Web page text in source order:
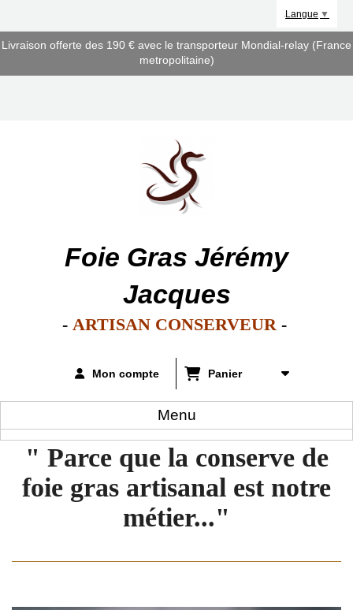
Livraison offerte des 190 € avec le transporteur Mondial-relay (France
metropolitaine)
Foie Gras Jérémy
Jacques
- ARTISAN CONSERVEUR-
Mon compte Panier
Menu
" Parce que la conserve de
foie gras artisanal est notre
métier..."
Langue ▼